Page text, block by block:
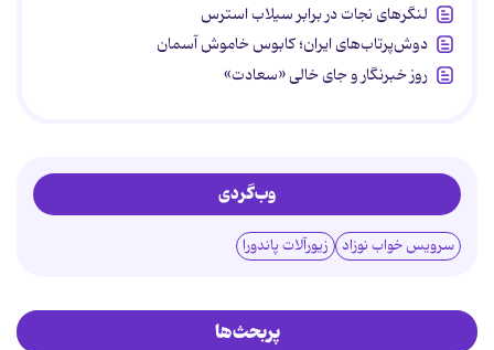
لنگرهای نجات در برابر سیلاب استرس
دوش‌پرتاب‌های ایران؛ کابوس خاموش آسمان
روز خبرنگار و جای خالی «سعادت»
وب‌گردی
سرویس خواب نوزاد زیورآلات پاندورا
پربحث‌ها